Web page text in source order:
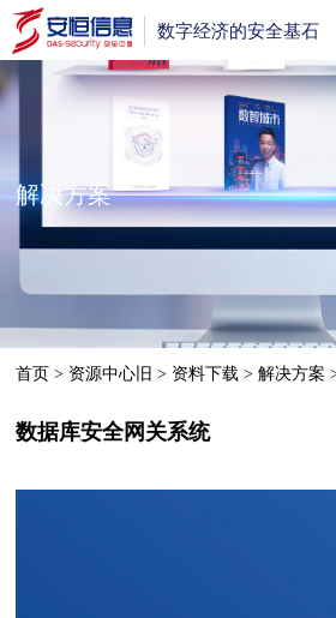
数字经济的安全基石
解决方案
首页 > 资源中心旧 > 资料下载 >解决方案
数据库安全网关系统